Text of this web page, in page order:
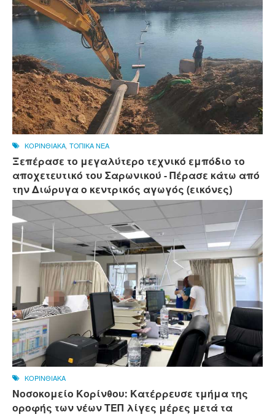
ΚΟΡΙΝΘΙΑΚΑ ΤΟΠΙΚΑ ΝΕΑ
Ξεπέρασε το μεγαλύτερο τεχνικό εμπόδιο το
αποχετευτικό του Σαρωνικού - Πέρασε κάτω από
την Διώρυγα ο κεντρικός αγωγός (εικόνες)
ΚΟΡΙΝΘΙΑΚΑ
Νοσοκομείο Κορίνθου: Κατέρρευσε τμήμα της
οροφής των νέων ΤΕΠ λίγες μέρες μετά τα